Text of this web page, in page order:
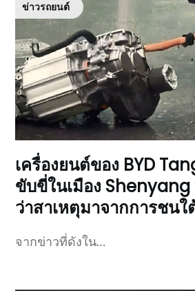
ข่าวรถยนต์
เครื่องยนต์ของ BYD
ขับขี่ในเมือง Shenyang
ว่าสาเหตุมาจากการชนใ
จากข่าวที่ดังใน…